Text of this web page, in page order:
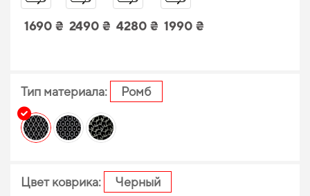
1690 ₴ 2490 ₴ 4280 ₴ 1990 ₴
Тип материала: Ромб
Цвет коврика: Черный